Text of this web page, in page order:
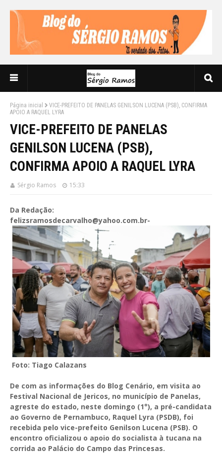
Página inicial
VICE-PREFEITO DE PANELAS GENILSON LUCENA (PSB), CONFIRMA
APOIO A RAQUEL LYRA
VICE-PREFEITO DE PANELAS
GENILSON LUCENA (PSB),
CONFIRMA APOIO A RAQUEL LYRA
Sérgio Ramos 15:33
Da Redação:
felizsramosdecarvalho@yahoo.com.br-
Foto: Tiago Calazans
De com as informações do Blog Cenário, em visita ao
Festival Nacional de Jericos, no município de Panelas,
agreste do estado, neste domingo (1°), a pré-candidata
ao Governo de Pernambuco, Raquel Lyra (PSDB), foi
recebida pelo vice-prefeito Genilson Lucena (PSB). O
encontro oficializou o apoio do socialista à tucana na
corrida ao Palácio do Campo das Princesas.